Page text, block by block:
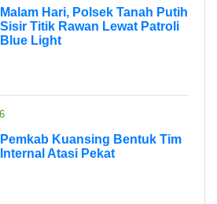
Malam Hari, Polsek Tanah Putih
Sisir Titik Rawan Lewat Patroli
Blue Light
Pemkab Kuansing Bentuk Tim
Internal Atasi Pekat